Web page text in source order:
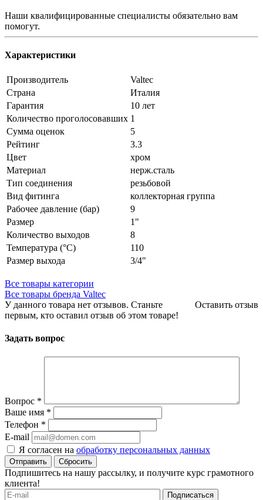
Наши квалифицированные специалисты обязательно вам
помогут.
Характеристики
Производитель
Valtec
Страна
Италия
Гарантия
10 лет
Количество проголосовавших 1
Сумма оценок
5
Рейтинг
3.3
Цвет
хром
Материал
нерж.сталь
Тип соединения
резьбовой
Вид фитинга
коллекторная группа
Рабочее давление (бар)
9
Размер
1"
Количество выходов
8
Температура (°С)
110
Размер выхода
3/4"
Все товары категории
Все товары бренда Valtec
Оставить отзыв
У данного товара нет отзывов. Станьте
первым, кто оставил отзыв об этом товаре!
Задать вопрос
Вопрос *
Ваше имя *
Телефон *
E-mail
Я согласен на обработку персональных данных
Сбросить
Подпишитесь на нашу рассылку, и получите курс грамотного
клиента!